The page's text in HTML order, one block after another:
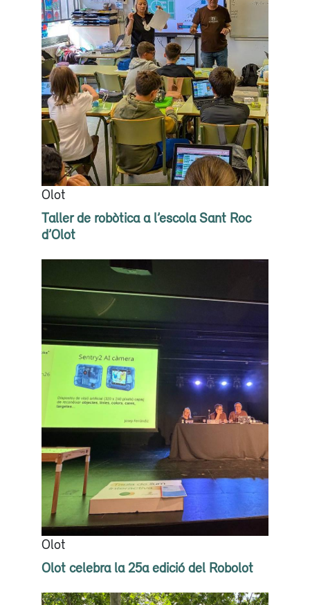
Olot
Taller de robòtica a l’escola Sant Roc
d’Olot
Olot
Olot celebra la 25a edició del Robolot